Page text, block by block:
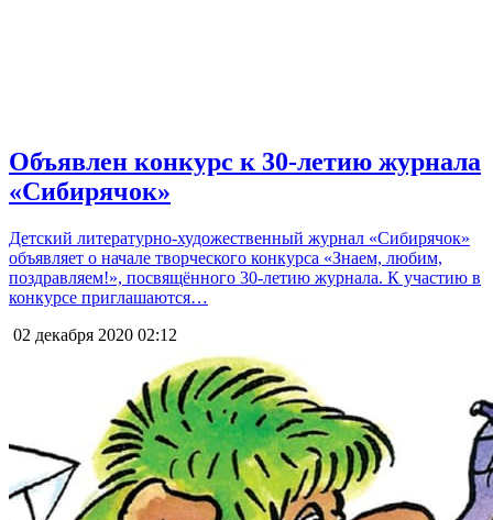
Объявлен конкурс к 30-летию журнала
«Сибирячок»
Детский литературно-художественный журнал «Сибирячок»
объявляет о начале творческого конкурса «Знаем, любим,
поздравляем!», посвящённого 30-летию журнала. К участию в
конкурсе приглашаются…
02 декабря 2020 02:12